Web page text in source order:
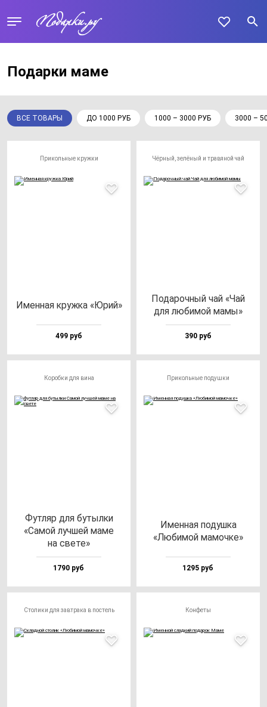
Подарки маме
ВСЕ ТОВАРЫ ДО 1000 РУБ 1000 – 3000 РУБ 3000 –
Прикольные кружки
Имен­ная круж­ка «Юрий»
499 руб
Чёрный, зелёный и травяной чай
Пода­роч­ный чай «Чай
для лю­би­мой ма­мы»
390 руб
Коробки для вина
Фут­ляр для бу­тыл­ки
«Самой луч­шей ма­ме
на све­те»
1790 руб
Прикольные подушки
Имен­ная по­душ­ка
«Люби­мой ма­моч­ке»
1295 руб
Столики для завтрака в постель Конфеты